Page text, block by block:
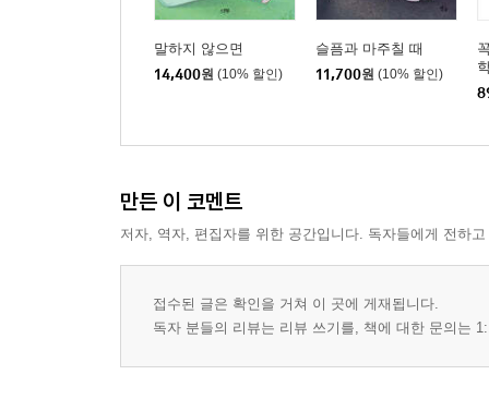
말하지 않으면
14,400원 (10% 할인)
슬픔과 마주칠 때
11,700원 (10% 할인)
만든 이 코멘트
저자, 역자, 편집자를 위한 공간입니다. 독자들에게 전하
접수된 글은 확인을 거쳐 이 곳에 게재됩니다.
독자 분들의 리뷰는 리뷰 쓰기를, 책에 대한 문의는